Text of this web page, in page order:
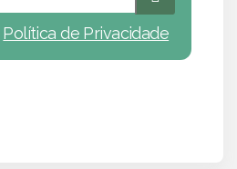
Política de Privacidade